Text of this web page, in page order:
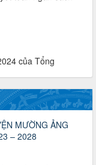
của Tổng
phối tự động
về các cấp
sắp xếp tổ chức bộ
hiệu lực, hiệu
MƯỜNG ẢNG
– 2028